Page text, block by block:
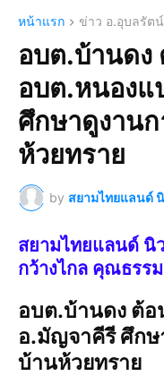
หน้าแรก ข่าว อ.อุบลรัต
อบต.บ้านด
อบต.หนอง
ศึกษาดูงาน
ห้วยทราย
by สยามไทยแลนด์
สยามไทยแลนด์ นิ
กว้างไกล คุณธรร
อบต.บ้านดง ต้
อ.มัญจาคีรี ศึกษ
บ้านห้วยทราย